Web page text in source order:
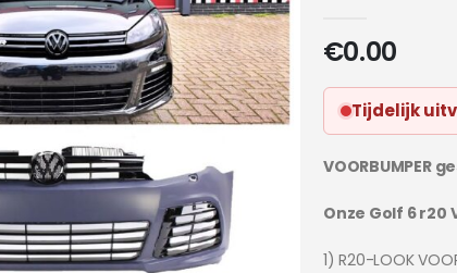
€0.00
Tijdelijk
VOORBUMPER
Onze Golf 6
1) R20-LOOK